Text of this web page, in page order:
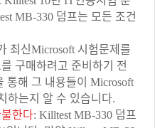
MB-330 덤프는 모든 조건
최신Microsoft 시험문제를
구매하려고 준비하기 전
통해 그 내용들이 Microsoft
하는지 알 수 있습니다.
한다: Killtest MB-330 덤프